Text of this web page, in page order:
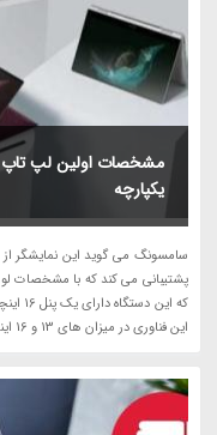
یکپارچه
این فناوری در میزان های 13 و 16 اینچی عرضه...